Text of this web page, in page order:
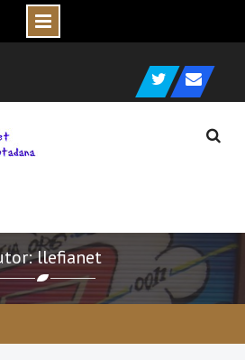
TwitterC
o
r
r
e
u
el
e
c
t
r
ò
n
i
c
llefianet